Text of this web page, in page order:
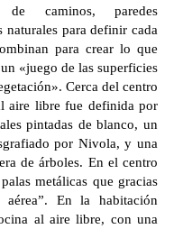
de caminos, paredes
naturales para definir cada
para crear lo que
«juego de las superficies
Cerca del centro
aire libre fue definida por
pintadas de blanco, un
por Nivola, y una
de árboles. En el centro
metálicas que gracias
aérea”. En la habitación
al aire libre, con una